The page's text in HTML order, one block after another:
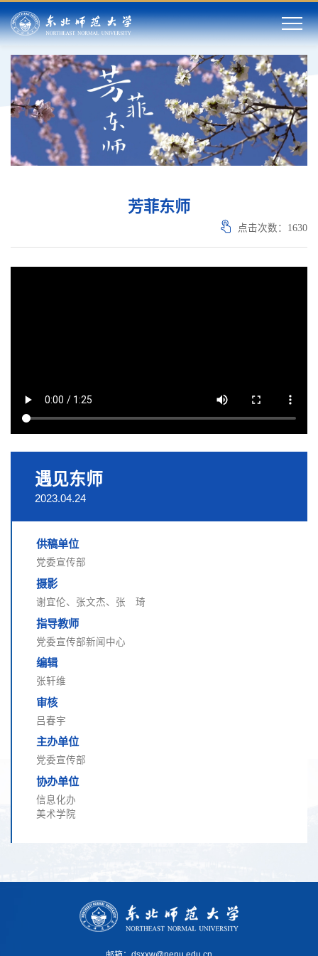
遇见东师
2023.04.24
供稿单位
党委宣传部
摄影
谢宜伦、张文杰、张 琦
指导教师
党委宣传部新闻中心
编辑
张轩维
审核
吕春宇
主办单位
党委宣传部
协办单位
信息化办
美术学院
芳菲东师
点击次数： 1630